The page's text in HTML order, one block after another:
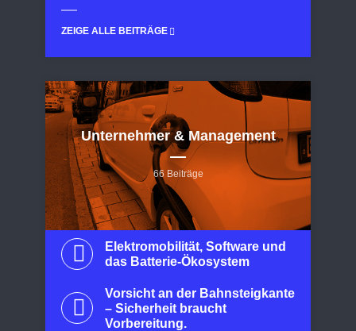
ZEIGE ALLE BEITRÄGE
Unternehmer & Management
66 Beiträge
Elektromobilität, Software und
das Batterie-Ökosystem
Vorsicht an der Bahnsteigkante
– Sicherheit braucht
Vorbereitung.